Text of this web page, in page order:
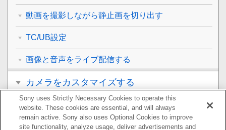
動画を撮影しながら静止画を切り出す
TC/UB設定
画像と音声をライブ配信する
カメラをカスタマイズする
再生する
カメラの設定を変更する
Sony uses Strictly Necessary Cookies to operate this
website. These cookies are essential, and will always
remain active. Sony also uses Optional Cookies to improve
site functionality, analyze usage, deliver advertisements and